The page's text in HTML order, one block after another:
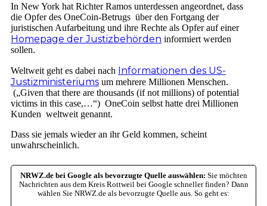
In New York hat Richter Ramos unterdessen angeordnet, dass
die Opfer des OneCoin-Betrugs über den Fortgang der
juristischen Aufarbeitung und ihre Rechte als Opfer auf einer
Homepage der Justizbehörden informiert werden
sollen.
Weltweit geht es dabei nach Informationen des US-
Justizministeriums um mehrere Millionen Menschen.
(„Given that there are thousands (if not millions) of potential
victims in this case,…“) OneCoin selbst hatte drei Millionen
Kunden weltweit genannt.
Dass sie jemals wieder an ihr Geld kommen, scheint
unwahrscheinlich.
NRWZ.de bei Google als bevorzugte Quelle auswählen: Sie möchten
Nachrichten aus dem Kreis Rottweil bei Google schneller finden? Dann
wählen Sie NRWZ.de als bevorzugte Quelle aus. So geht es: